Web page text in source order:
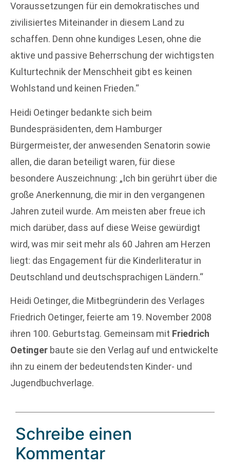
Voraussetzungen für ein demokratisches und
zivilisiertes Miteinander in diesem Land zu
schaffen. Denn ohne kundiges Lesen, ohne die
aktive und passive Beherrschung der wichtigsten
Kulturtechnik der Menschheit gibt es keinen
Wohlstand und keinen Frieden.“
Heidi Oetinger bedankte sich beim
Bundespräsidenten, dem Hamburger
Bürgermeister, der anwesenden Senatorin sowie
allen, die daran beteiligt waren, für diese
besondere Auszeichnung: „Ich bin gerührt über die
große Anerkennung, die mir in den vergangenen
Jahren zuteil wurde. Am meisten aber freue ich
mich darüber, dass auf diese Weise gewürdigt
wird, was mir seit mehr als 60 Jahren am Herzen
liegt: das Engagement für die Kinderliteratur in
Deutschland und deutschsprachigen Ländern.“
Heidi Oetinger, die Mitbegründerin des Verlages
Friedrich Oetinger, feierte am 19. November 2008
ihren 100. Geburtstag. Gemeinsam mit Friedrich
Oetinger baute sie den Verlag auf und entwickelte
ihn zu einem der bedeutendsten Kinder- und
Jugendbuchverlage.
Schreibe einen
Kommentar